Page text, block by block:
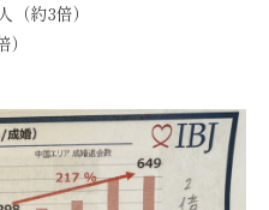
約3倍）